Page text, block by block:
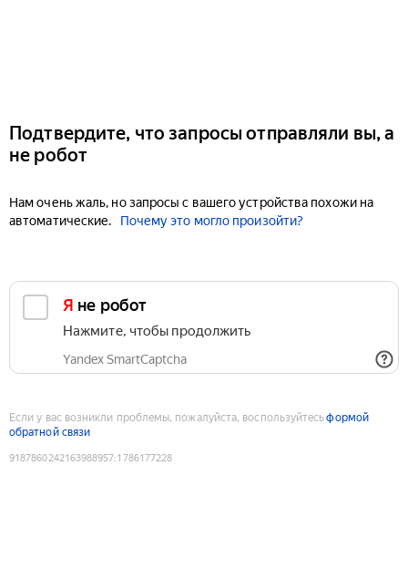
Подтвердите, что запросы отправляли вы, а
не робот
Нам очень жаль, но запросы с вашего устройства похожи на
автоматические.
Почему это могло произойти?
Я не робот
Нажмите, чтобы продолжить
Yandex SmartCaptcha
Если у вас возникли проблемы, пожалуйста, воспользуйтесьформой
обратной связи
9187860242163988957:1786177228